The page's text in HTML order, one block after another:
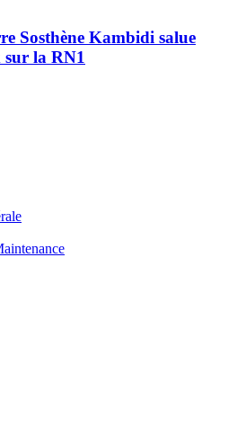
Sosthène Kambidi salue
sur la RN1